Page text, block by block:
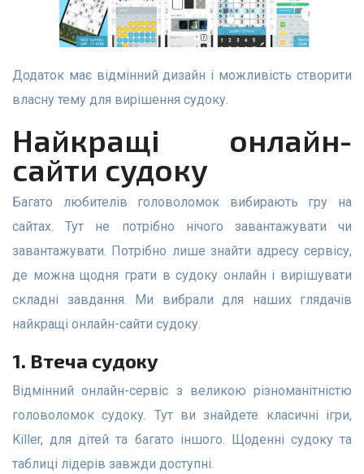
Додаток має відмінний дизайн і можливість створити
власну тему для вирішення судоку.
Найкращі онлайн-
сайти судоку
Багато любителів головоломок вибирають гру на
сайтах. Тут не потрібно нічого завантажувати чи
завантажувати. Потрібно лише знайти адресу сервісу,
де можна щодня грати в судоку онлайн і вирішувати
складні завдання. Ми вибрали для наших глядачів
найкращі онлайн-сайти судоку.
1. Втеча судоку
Відмінний онлайн-сервіс з великою різноманітністю
головоломок судоку. Тут ви знайдете класичні ігри,
Killer, для дітей та багато іншого. Щоденні судоку та
таблиці лідерів завжди доступні.